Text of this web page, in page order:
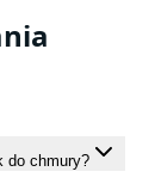
do chmury?